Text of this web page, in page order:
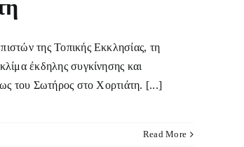
της Τοπικής Εκκλησίας, τη
έκδηλης συγκίνησης και
του Σωτήρος στο Χορτιάτη. [...]
Read More